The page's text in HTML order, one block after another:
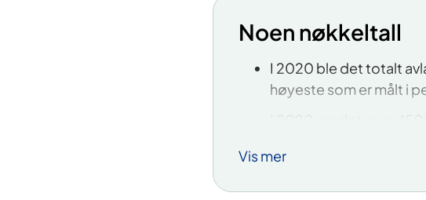
Noen nøkkeltall
I 2020 ble det totalt
høyeste som er målt i
I 2020 blei 61 prosent
Vis mer